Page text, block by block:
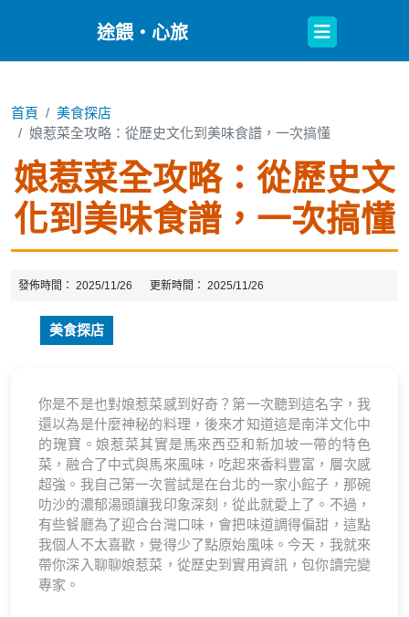
途餵・心旅
Open
Button
首頁
美食探店
娘惹菜全攻略：從歷史文化到美味食譜，一次搞懂
娘惹菜全攻略：從歷史文
化到美味食譜，一次搞懂
發佈時間： 2025/11/26 更新時間： 2025/11/26
美食探店
你是不是也對娘惹菜感到好奇？第一次聽到這名字，我
還以為是什麼神秘的料理，後來才知道這是南洋文化中
的瑰寶。娘惹菜其實是馬來西亞和新加坡一帶的特色
菜，融合了中式與馬來風味，吃起來香料豐富，層次感
超強。我自己第一次嘗試是在台北的一家小館子，那碗
叻沙的濃郁湯頭讓我印象深刻，從此就愛上了。不過，
有些餐廳為了迎合台灣口味，會把味道調得偏甜，這點
我個人不太喜歡，覺得少了點原始風味。今天，我就來
帶你深入聊聊娘惹菜，從歷史到實用資訊，包你讀完變
專家。